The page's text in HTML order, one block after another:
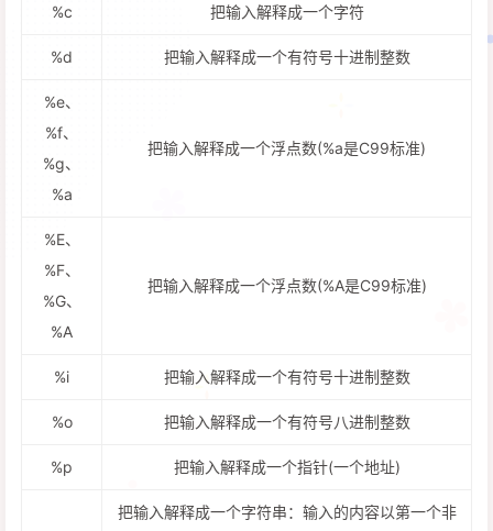
%c 把输入解释成一个字符
%d 把输入解释成一个有符号十进制整数
%e、
%f、
%g、
%a
把输入解释成一个浮点数(%a是C99标准)
%E、
%F、
%G、
%A
把输入解释成一个浮点数(%A是C99标准)
%i 把输入解释成一个有符号十进制整数
%o 把输入解释成一个有符号八进制整数
%p 把输入解释成一个指针(一个地址)
把输入解释成一个字符串：输入的内容以第一个非